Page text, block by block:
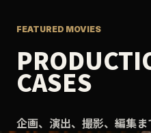
FEATURED MOVIES
CASES
企画、演出、撮影、編集